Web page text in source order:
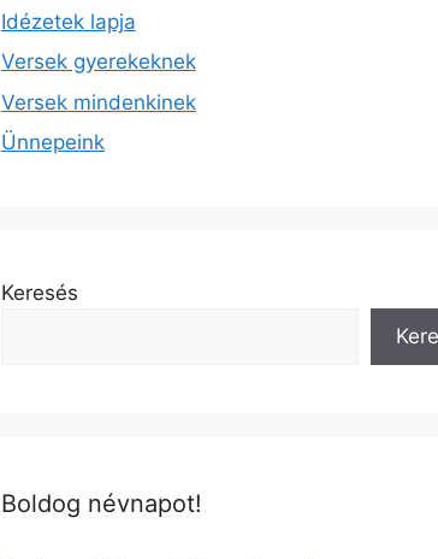
Idézetek lapja
Versek gyerekeknek
Versek mindenkinek
Ünnepeink
Keresés
Boldog névnapot!